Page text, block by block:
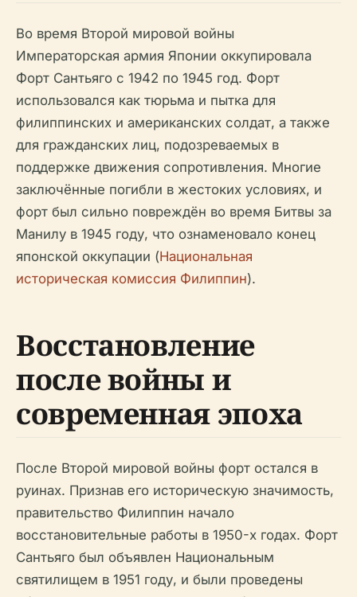
Во время Второй мировой войны
Императорская армия Японии оккупировала
Форт Сантьяго с 1942 по 1945 год. Форт
использовался как тюрьма и пытка для
филиппинских и американских солдат, а также
для гражданских лиц, подозреваемых в
поддержке движения сопротивления. Многие
заключённые погибли в жестоких условиях, и
форт был сильно повреждён во время Битвы за
Манилу в 1945 году, что ознаменовало конец
японской оккупации (Национальная
историческая комиссия Филиппин).
Восстановление
после войны и
современная эпоха
После Второй мировой войны форт остался в
руинах. Признав его историческую значимость,
правительство Филиппин начало
восстановительные работы в 1950-х годах. Форт
Сантьяго был объявлен Национальным
святилищем в 1951 году, и были проведены